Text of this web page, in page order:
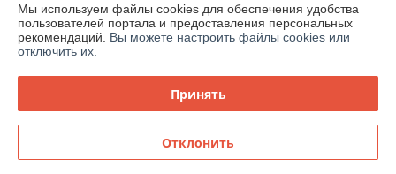
Мебель отличного качества
Сделка подтверждена через корзину
Отлично
Мы используем файлы cookies для обеспечения удобства
пользователей портала и предоставления персональных
рекомендаций. Вы можете настроить файлы cookies или
отключить их.
Принять
Отклонить